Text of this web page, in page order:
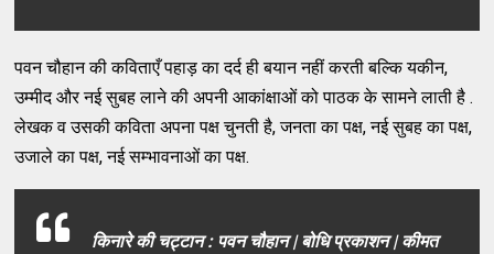
पवन चौहान की कविताएँ पहाड़ का दर्द ही बयान नहीं करती बल्कि यकीन,
उम्मीद और नई सुबह लाने की अपनी आकांक्षाओं को पाठक के सामने लाती है .
लेखक व उसकी कविता अपना पक्ष चुनती है, जनता का पक्ष, नई सुबह का पक्ष,
उजाले का पक्ष, नई सम्भावनाओं का पक्ष.
किनारे की चट्टान : पवन चौहान | बोधि प्रकाशन | कीमत